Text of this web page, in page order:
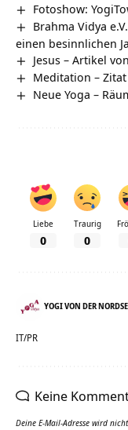
Fotoshow:
Brahma Vidya
einen besinnlichen
Jesus – Artikel
Meditation – Zitat
Neue Yoga –
Liebe
0
Traurig
0
YOGI VON DER
IT/PR
Keine
Deine E-Mail-Adresse wird